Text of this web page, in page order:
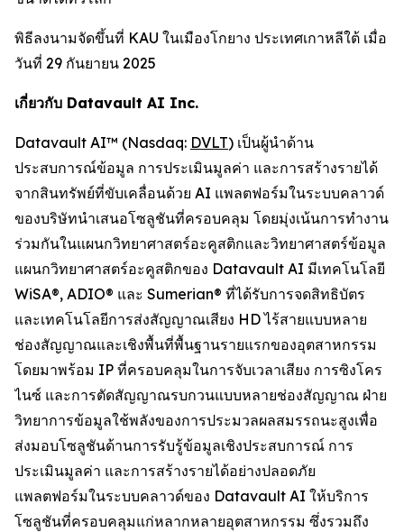
พิธีลงนามจัดขึ้นที่ KAU ในเมืองโกยาง ประเทศเกาหลีใต้ เมื่อ
วันที่ 29 กันยายน 2025
เกี่ยวกับ Datavault AI Inc.
Datavault AI™ (Nasdaq: DVLT) เป็นผู้นำด้าน
ประสบการณ์ข้อมูล การประเมินมูลค่า และการสร้างรายได้
จากสินทรัพย์ที่ขับเคลื่อนด้วย AI แพลตฟอร์มในระบบคลาวด์
ของบริษัทนำเสนอโซลูชันที่ครอบคลุม โดยมุ่งเน้นการทำงาน
ร่วมกันในแผนกวิทยาศาสตร์อะคูสติกและวิทยาศาสตร์ข้อมูล
แผนกวิทยาศาสตร์อะคูสติกของ Datavault AI มีเทคโนโลยี
WiSA®, ADIO® และ Sumerian® ที่ได้รับการจดสิทธิบัตร
และเทคโนโลยีการส่งสัญญาณเสียง HD ไร้สายแบบหลาย
ช่องสัญญาณและเชิงพื้นที่พื้นฐานรายแรกของอุตสาหกรรม
โดยมาพร้อม IP ที่ครอบคลุมในการจับเวลาเสียง การซิงโคร
ไนซ์ และการตัดสัญญาณรบกวนแบบหลายช่องสัญญาณ ฝ่าย
วิทยาการข้อมูลใช้พลังของการประมวลผลสมรรถนะสูงเพื่อ
ส่งมอบโซลูชันด้านการรับรู้ข้อมูลเชิงประสบการณ์ การ
ประเมินมูลค่า และการสร้างรายได้อย่างปลอดภัย
แพลตฟอร์มในระบบคลาวด์ของ Datavault AI ให้บริการ
โซลูชันที่ครอบคลุมแก่หลากหลายอุตสาหกรรม ซึ่งรวมถึง